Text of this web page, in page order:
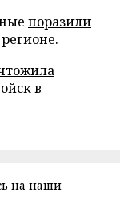
поразили
в
на наши